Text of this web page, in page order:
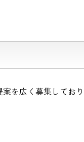
を広く募集してお